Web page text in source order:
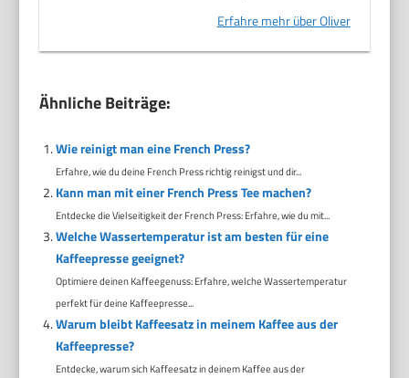
Erfahre mehr über Oliver
Ähnliche Beiträge:
Wie reinigt man eine French Press?
Erfahre, wie du deine French Press richtig reinigst und dir...
Kann man mit einer French Press Tee machen?
Entdecke die Vielseitigkeit der French Press: Erfahre, wie du mit...
Welche Wassertemperatur ist am besten für eine
Kaffeepresse geeignet?
Optimiere deinen Kaffeegenuss: Erfahre, welche Wassertemperatur
perfekt für deine Kaffeepresse...
Warum bleibt Kaffeesatz in meinem Kaffee aus der
Kaffeepresse?
Entdecke, warum sich Kaffeesatz in deinem Kaffee aus der